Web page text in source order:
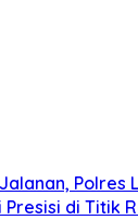
Polres
di Titik